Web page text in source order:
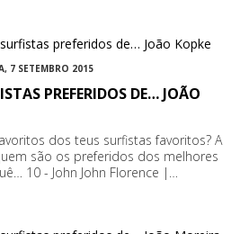
7 SETEMBRO 2015
PREFERIDOS DE… JOÃO
dos teus surfistas favoritos? A
são os preferidos dos melhores
10 - John John Florence |…